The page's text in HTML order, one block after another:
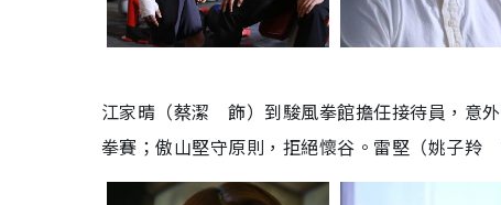
江家晴（蔡潔 飾）到駿風拳館擔任接待員，意
拳賽；傲山堅守原則，拒絕懷谷。雷堅（姚子羚